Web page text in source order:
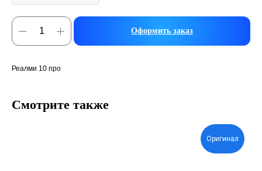
Оформить заказ
Реалми 10 про
Смотрите также
Оригинал